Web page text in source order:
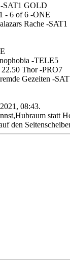
SAT1 GOLD
- 6 of 6 -ONE
Rache -SAT1
-TELE5
Thor -PRO7
Gezeiten -
08:43.
statt
den